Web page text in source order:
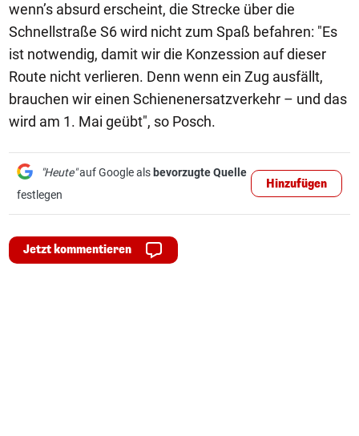
wenn’s absurd erscheint, die Strecke über die
Schnellstraße S6 wird nicht zum Spaß befahren: "Es
ist notwendig, damit wir die Konzession auf dieser
Route nicht verlieren. Denn wenn ein Zug ausfällt,
brauchen wir einen Schienenersatzverkehr – und das
wird am 1. Mai geübt", so Posch.
"Heute"auf Google als bevorzugte Quelle
festlegen
Hinzufügen
Jetzt kommentieren